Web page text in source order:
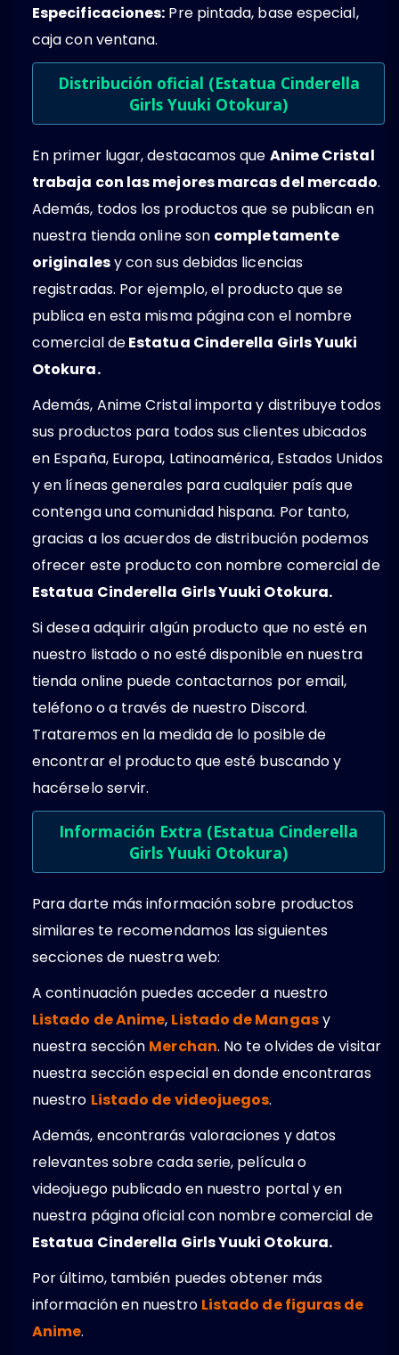
Especificaciones: Pre pintada, base especial,
caja con ventana.
Distribución oficial (Estatua Cinderella
Girls Yuuki Otokura)
En primer lugar, destacamos que Anime Cristal
trabaja con las mejores marcas del mercado.
Además, todos los productos que se publican en
nuestra tienda online son completamente
originalesy con sus debidas licencias
registradas. Por ejemplo, el producto que se
publica en esta misma página con el nombre
comercial deEstatua Cinderella Girls Yuuki
Otokura.
Además, Anime Cristal importa y distribuye todos
sus productos para todos sus clientes ubicados
en España, Europa, Latinoamérica, Estados Unidos
y en líneas generales para cualquier país que
contenga una comunidad hispana. Por tanto,
gracias a los acuerdos de distribución podemos
ofrecer este producto con nombre comercial de
Estatua Cinderella Girls Yuuki Otokura.
Si desea adquirir algún producto que no esté en
nuestro listado o no esté disponible en nuestra
tienda online puede contactarnos por email,
teléfono o a través de nuestro Discord.
Trataremos en la medida de lo posible de
encontrar el producto que esté buscando y
hacérselo servir.
Información Extra (Estatua Cinderella
Girls Yuuki Otokura)
Para darte más información sobre productos
similares te recomendamos las siguientes
secciones de nuestra web:
A continuación puedes acceder a nuestro
Listado de Anime, Listado de Mangasy
nuestra sección Merchan. No te olvides de visitar
nuestra sección especial en donde encontraras
nuestro Listado de videojuegos.
Además, encontrarás valoraciones y datos
relevantes sobre cada serie, película o
videojuego publicado en nuestro portal y en
nuestra página oficial con nombre comercial de
Estatua Cinderella Girls Yuuki Otokura.
Por último, también puedes obtener más
información en nuestro Listado de figuras de
Anime.